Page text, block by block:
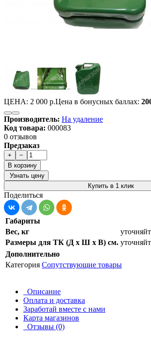
ЦЕНА: 2 000 р.Цена в бонусных баллах:
Производитель: На удаление
Код товара: 000083
0 отзывов
Предзаказ
+
−
В корзину
Узнать цену
Купить в 1 клик
Поделиться
Габариты
Вес, кг
Размеры для ТК (Д х Ш х В) см.
Дополнительно
Категория Сопутствующие товары
Описание
Оплата и доставка
Заработай вместе с нами
Карта магазинов
Отзывы (0)